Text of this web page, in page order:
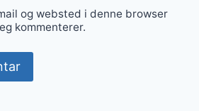
og websted i denne browser
kommenterer.